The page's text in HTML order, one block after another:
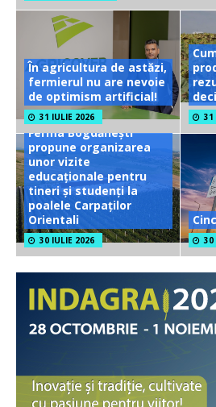
În agricultura de astăzi,
fermierul nu are nevoie
de optimism artificial!
31 IULIE 2026 31
Ferma Bogdănești
propune organizarea
unor vizite
educaționale pentru
tineri și studenți la
poalele Carpaților
Orientali
30 IULIE 2026 30